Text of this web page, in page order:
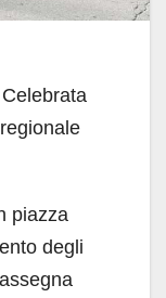
piazza
degli